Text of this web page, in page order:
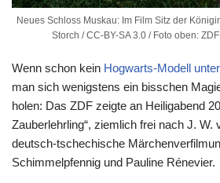
Neues Schloss Muskau: Im Film Sitz der
Storch / CC-BY-SA 3.0 / Foto oben:
Wenn schon kein Hogwarts-Modell
man sich wenigstens ein bisschen
holen: Das ZDF zeigte an Heiligabend
Zauberlehrling“, ziemlich frei nach J. W.
deutsch-tschechische
Schimmelpfennig und Pauline Rénevier.